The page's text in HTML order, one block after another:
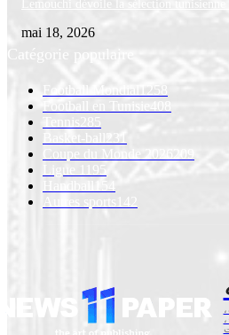
Lemouchi dévoile la sélection
mai 18, 2026
Catégorie populaire
Football Mondial
1258
Football en Tunisie408
Tennis 285
Basket-ball
231
Coupe du Monde 2026
Ligue 1
195
154
Autres sports 142